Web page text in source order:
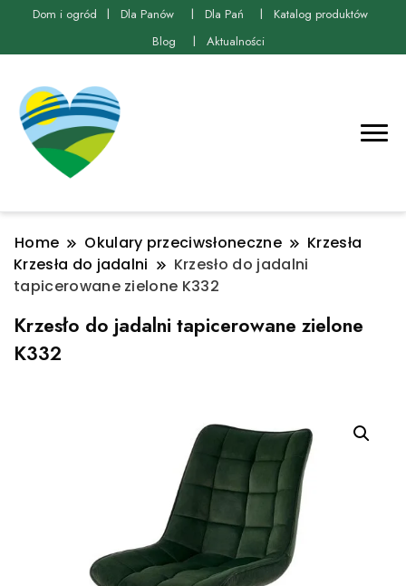
Dom i ogród Dla Panów Dla Pań
Katalog produktów
Blog
Aktualności
Home Okulary przeciwsłoneczne
Krzesła
Krzesła do jadalni
Krzesło do jadalni
tapicerowane zielone K332
Krzesło do jadalni tapicerowane zielone
K332